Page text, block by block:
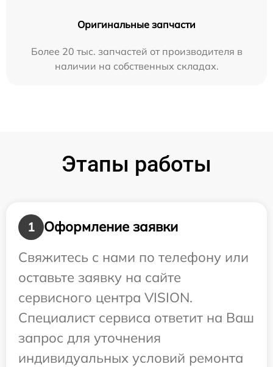
Оригинальные запчасти
Более 20 тыс. запчастей от производителя в
наличии на собственных складах.
Этапы работы
1
Оформление заявки
Свяжитесь с нами по телефону или
оставьте заявку на сайте
сервисного центра VISION.
Специалист сервиса ответит на Ваш
запрос для уточнения
индивидуальных условий ремонта